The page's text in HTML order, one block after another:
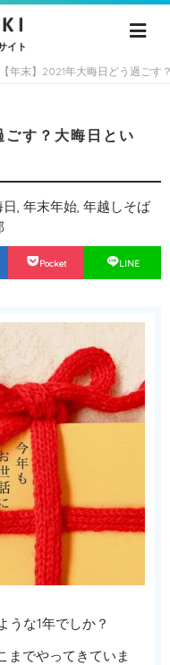
イト
【年末】2021年大晦日どう過ごす
ごす？大晦日とい
, 年末年始, 年越しそば
Pocket LINE
うな1年でしか？
までやってきていま